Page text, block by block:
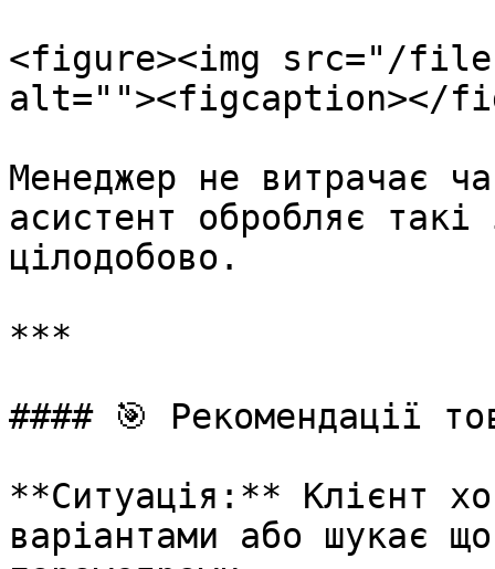
<figure><img src="/files/
alt=""><figcaption></
Менеджер не витрачає
асистент обробляє
цілодобово.
***
#### 🎯 Рекомендації
**Ситуація:** Клієнт
варіантами або шукає